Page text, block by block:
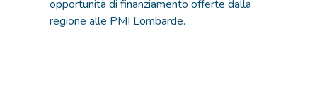
opportunità di finanziamento offerte dalla
regione alle PMI Lombarde.